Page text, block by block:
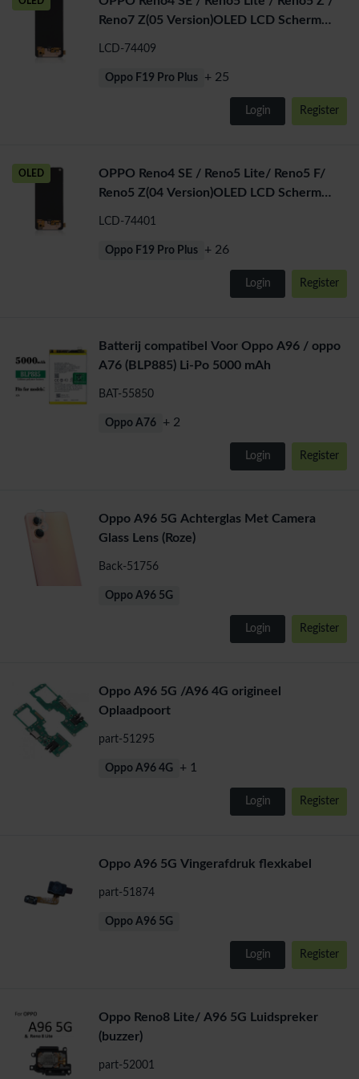
Reno7 Z(05 Version)OLED LCD Scherm
LCD-74409
Oppo F19 Pro Plus + 25
Login Register
OLED
OPPO Reno4 SE / Reno5 Lite/ Reno5 F/
Reno5 Z(04 Version)OLED LCD Scherm
LCD-74401
Oppo F19 Pro Plus + 26
Login Register
Batterij compatibel Voor Oppo A96 / oppo
A76 (BLP885) Li-Po 5000 mAh
BAT-55850
Oppo A76 + 2
Login Register
Oppo A96 5G Achterglas Met Camera
Glass Lens (Roze)
Back-51756
Oppo A96 5G
Login Register
Oppo A96 5G /A96 4G origineel
Oplaadpoort
part-51295
Oppo A96 4G + 1
Login Register
Oppo A96 5G Vingerafdruk flexkabel
part-51874
Oppo A96 5G
Login Register
Oppo Reno8 Lite/ A96 5G Luidspreker
(buzzer)
part-52001